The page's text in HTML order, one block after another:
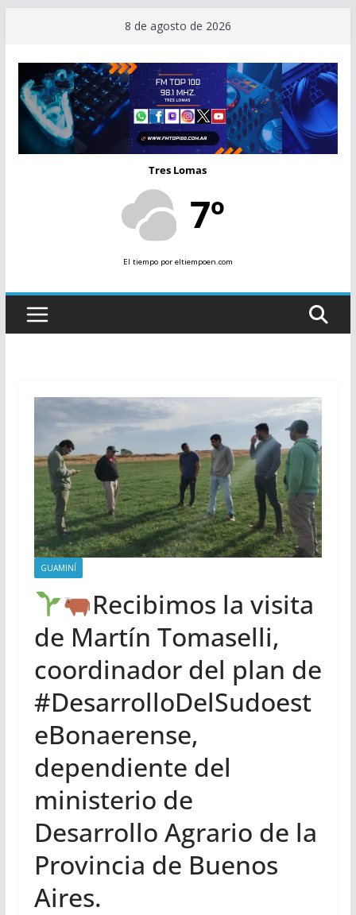
contenido
8 de agosto de 2026
Tres Lomas
7º
El tiempopor eltiempoen.com
GUAMINÍ
Recibimos la visita
de Martín Tomaselli,
coordinador del plan de
#DesarrolloDelSudoest
eBonaerense,
dependiente del
ministerio de
Desarrollo Agrario de la
Provincia de Buenos
Aires.